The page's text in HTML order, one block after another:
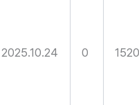
2025.10.24 0